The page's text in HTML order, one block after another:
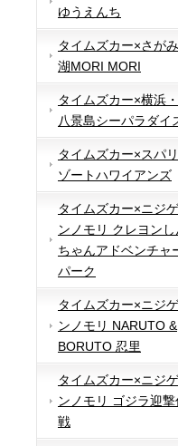
ゆうえんち
タイムズカー×さがみ
湖MORI MORI
タイムズカー×横浜・
八景島シーパラダイ
タイムズカー×スパリ
ゾートハワイアンズ
タイムズカー×ニジゲ
ンノモリ クレヨンし
ちゃんアドベンチャ
パーク
タイムズカー×ニジゲ
ンノモリ NARUTO &
BORUTO 忍里
タイムズカー×ニジゲ
ンノモリ ゴジラ迎撃
戦